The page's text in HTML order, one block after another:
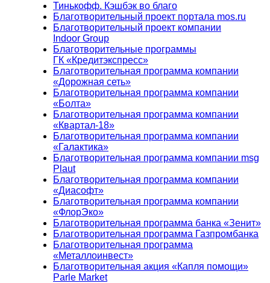
Тинькофф. Кэшбэк во благо
Благотворительный проект портала mos.ru
Благотворительный проект компании
Indoor Group
Благотворительные программы
ГК «Кредитэкспресс»
Благотворительная программа компании
«Дорожная сеть»
Благотворительная программа компании
«Болта»
Благотворительная программа компании
«Квартал-18»
Благотворительная программа компании
«Галактика»
Благотворительная программа компании msg
Plaut
Благотворительная программа компании
«Диасофт»
Благотворительная программа компании
«ФлорЭко»
Благотворительная программа банка «Зенит»
Благотворительная программа Газпромбанка
Благотворительная программа
«Металлоинвест»
Благотворительная акция «Капля помощи»
Parle Market